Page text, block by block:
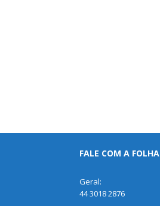
FALE COM A FOLHA
Geral:
44 3018 2876